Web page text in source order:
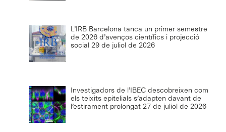
L’IRB Barcelona tanca un primer semestre
de 2026 d’avenços científics i projecció
social 29 de juliol de 2026
Investigadors de l’IBEC descobreixen com
els teixits epitelials s’adapten davant de
l’estirament prolongat 27 de juliol de 2026